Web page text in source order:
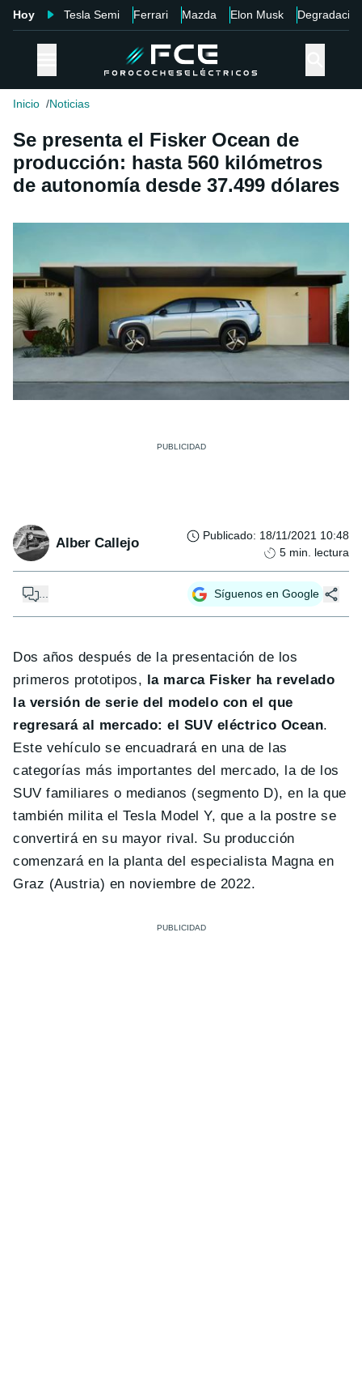
Hoy Tesla Semi Ferrari Mazda Elon Musk Degradación
Inicio Noticias
Se presenta el Fisker Ocean de
producción: hasta 560 kilómetros
de autonomía desde 37.499 dólares
Alber Callejo Publicado: 18/11/2021 10:48
5 min. lectura
... Síguenos en Google
Dos años después de la presentación de los
primeros prototipos,
la marca Fisker ha revelado
la versión de serie del modelo con el que
regresará al mercado: el SUV eléctrico Ocean.
Este vehículo se encuadrará en una de las
categorías más importantes del mercado, la de los
SUV familiares o medianos (segmento D), en la que
también milita el Tesla Model Y, que a la postre se
convertirá en su mayor rival. Su producción
comenzará en la planta del especialista Magna en
Graz (Austria) en noviembre de 2022.